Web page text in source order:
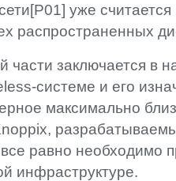
уже считается
распространенных
части заключается в
системе и его
максимально
равно необходимо
инфраструктуре.